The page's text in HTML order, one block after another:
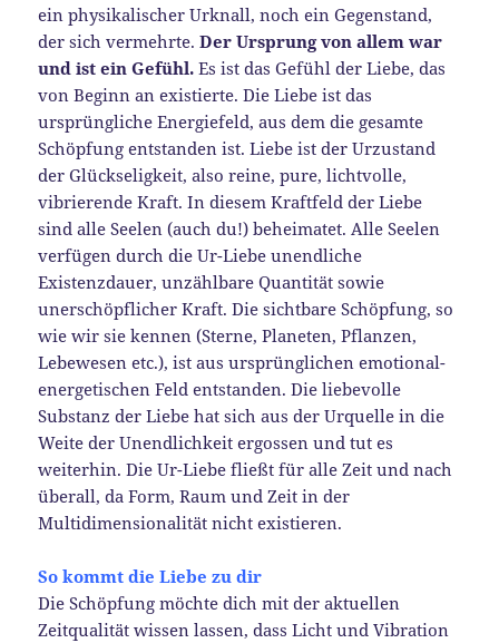
ein physikalischer Urknall, noch ein Gegenstand,
der sich vermehrte.Der Ursprung von allem war
und ist ein Gefühl. Es ist das Gefühl der Liebe, das
von Beginn an existierte. Die Liebe ist das
ursprüngliche Energiefeld, aus dem die gesamte
Schöpfung entstanden ist. Liebe ist der Urzustand
der Glückseligkeit, also reine, pure, lichtvolle,
vibrierende Kraft. In diesem Kraftfeld der Liebe
sind alle Seelen (auch du!) beheimatet. Alle Seelen
verfügen durch die Ur-Liebe unendliche
Existenzdauer, unzählbare Quantität sowie
unerschöpflicher Kraft. Die sichtbare Schöpfung, so
wie wir sie kennen (Sterne, Planeten, Pflanzen,
Lebewesen etc.), ist aus ursprünglichen emotional-
energetischen Feld entstanden. Die liebevolle
Substanz der Liebe hat sich aus der Urquelle in die
Weite der Unendlichkeit ergossen und tut es
weiterhin. Die Ur-Liebe fließt für alle Zeit und nach
überall, da Form, Raum und Zeit in der
Multidimensionalität nicht existieren.
So kommt die Liebe zu dir
Die Schöpfung möchte dich mit der aktuellen
Zeitqualität wissen lassen, dass Licht und Vibration